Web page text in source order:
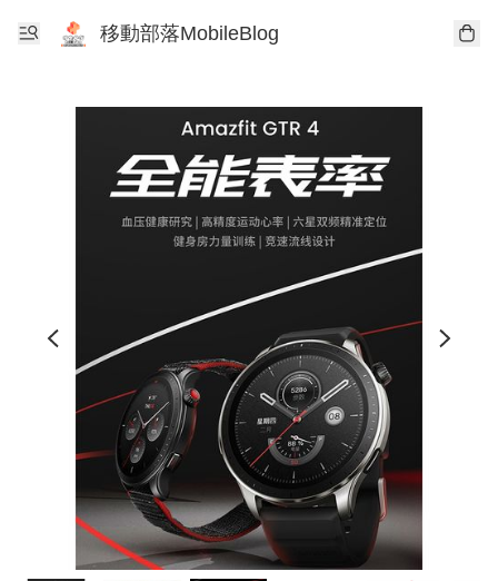
移動部落MobileBlog